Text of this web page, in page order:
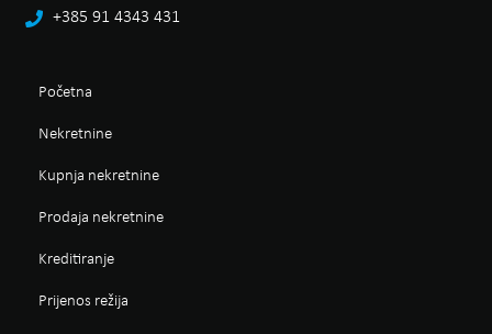
+385 91 4343 431
Početna
Nekretnine
Kupnja nekretnine
Prodaja nekretnine
Kreditiranje
Prijenos režija